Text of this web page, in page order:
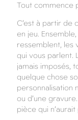
Tout commence
C’est à partir
en jeu.
ressemblent, les
qui vous parlent.
jamais imposés,
quelque chose
personnalisation
ou d’une
pièce qui